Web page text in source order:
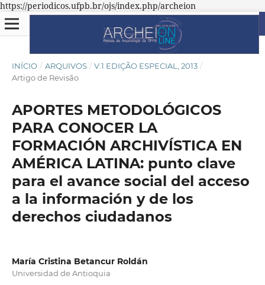
https://periodicos.ufpb.br/ojs/index.php/archeion
INÍCIO / ARQUIVOS / V.1 EDIÇÃO ESPECIAL, 2013 /
Artigo de Revisão
APORTES METODOLÓGICOS
PARA CONOCER LA
FORMACIÓN ARCHIVÍSTICA EN
AMÉRICA LATINA: punto clave
para el avance social del acceso
a la información y de los
derechos ciudadanos
María Cristina Betancur Roldán
Universidad de Antioquia